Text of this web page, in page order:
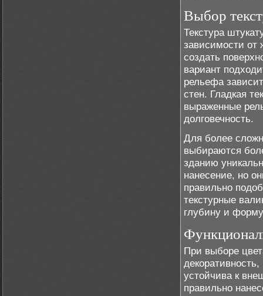
Выбор
Текстура
зависимости от
создать
вариант
рельефа
стен. Гладкая
выраженные
долговечность.
Для более
выбираются
зданию
нанесение, но
правильно
текстурные
глубину и
При выборе
устойчива к
правильно